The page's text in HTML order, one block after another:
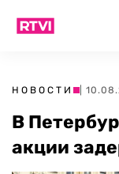
НОВОСТИ |
В
акции